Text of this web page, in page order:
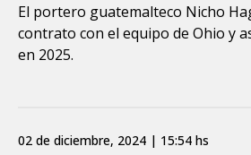
El portero guatemalteco Nicho
contrato con el equipo de Ohio y
en 2025.
02 de diciembre, 2024 | 15:54 hs